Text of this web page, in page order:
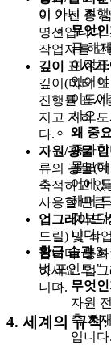
이 가진 총
명선입니다.
작업자를 고
깊이 표시기:
깊이(미터
진행률 표시
지고 지하
다.
자원/광물
류의 광물(
축적하고 있
사용할 만큼
업그레이드/
드릴) 및 작
합니다. 통
하세요. 업
니다.
4. 세계의 규칙
이 아닌 진
무엇
금 해
이정
있어
이드
시오.
왜 중
증가합
물보
어에
해머
것보
니다.
황금 습관 3:
벗 포인트."
무엇
자원
축 자
입니